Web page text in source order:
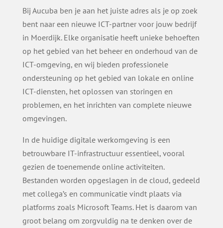
Bij Aucuba ben je aan het juiste adres als je op zoek
bent naar een nieuwe ICT-partner voor jouw bedrijf
in Moerdijk. Elke organisatie heeft unieke behoeften
op het gebied van het beheer en onderhoud van de
ICT-omgeving, en wij bieden professionele
ondersteuning op het gebied van lokale en online
ICT-diensten, het oplossen van storingen en
problemen, en het inrichten van complete nieuwe
omgevingen.
In de huidige digitale werkomgeving is een
betrouwbare IT-infrastructuur essentieel, vooral
gezien de toenemende online activiteiten.
Bestanden worden opgeslagen in de cloud, gedeeld
met collega’s en communicatie vindt plaats via
platforms zoals Microsoft Teams. Het is daarom van
groot belang om zorgvuldig na te denken over de